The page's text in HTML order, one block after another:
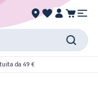
da 49 €